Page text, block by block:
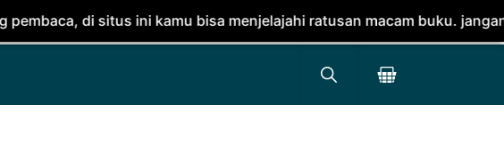
situs ini kamu bisa menjelajahi ratusan macam buku. jangan lupa